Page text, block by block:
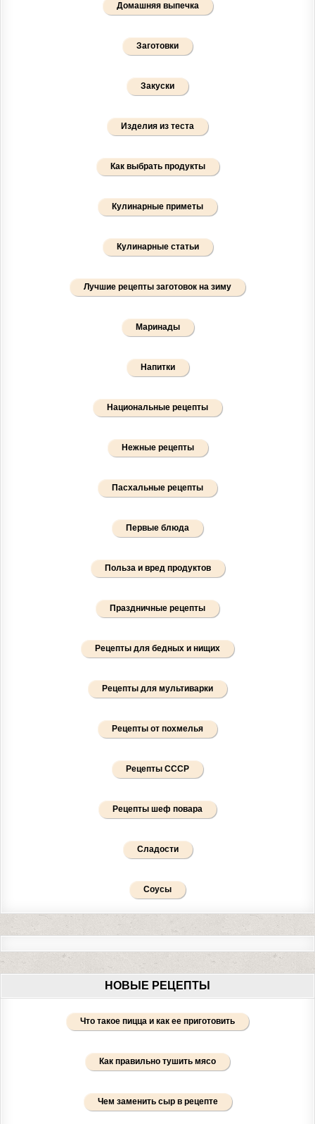
Домашняя выпечка
Заготовки
Закуски
Изделия из теста
Как выбрать продукты
Кулинарные приметы
Кулинарные статьи
Лучшие рецепты заготовок на зиму
Маринады
Напитки
Национальные рецепты
Нежные рецепты
Пасхальные рецепты
Первые блюда
Польза и вред продуктов
Праздничные рецепты
Рецепты для бедных и нищих
Рецепты для мультиварки
Рецепты от похмелья
Рецепты СССР
Рецепты шеф повара
Сладости
Соусы
НОВЫЕ РЕЦЕПТЫ
Что такое пицца и как ее приготовить
Как правильно тушить мясо
Чем заменить сыр в рецепте